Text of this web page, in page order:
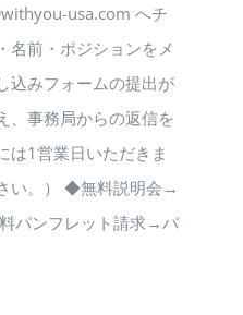
usa.com へチ
名前・ポジションをメ
込みフォームの提出が
、事務局からの返信を
は1営業日いただきま
い。） ◆無料説明会→
パンフレット請求→パ